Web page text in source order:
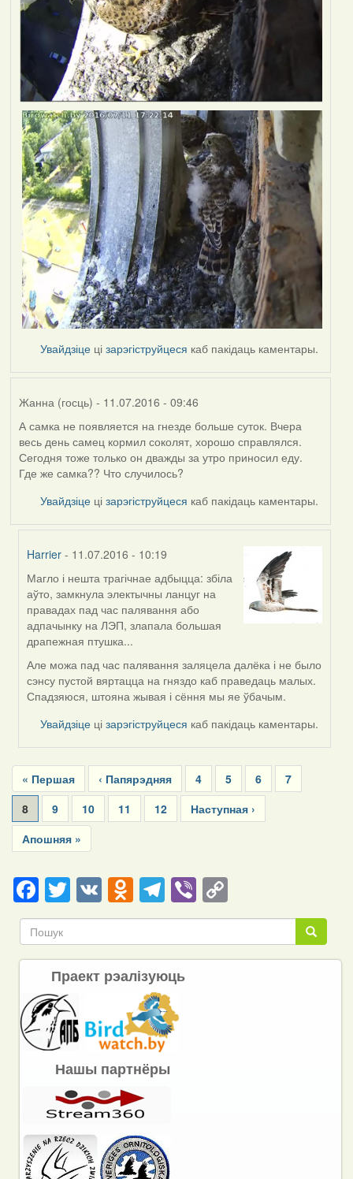
Увайдзіце цізарэгіструйцеся каб пакідаць каментары.
Жанна (госць) - 11.07.2016 - 09:46
А самка не появляется на гнезде больше суток. Вчера
весь день самец кормил соколят, хорошо справлялся.
Сегодня тоже только он дважды за утро приносил еду.
Где же самка?? Что случилось?
Увайдзіце цізарэгіструйцеся каб пакідаць каментары.
Harrier - 11.07.2016 - 10:19
In
reply
to
by
Жанна
(госць)
Магло і нешта трагічнае адбыцца: збіла
аўто, замкнула электычны ланцуг на
правадах пад час палявання або
адпачынку на ЛЭП, злапала большая
драпежная птушка...
Але можа пад час палявання заляцела далёка і не было
сэнсу пустой вяртацца на гняздо каб праведаць малых.
Спадзяюся, штояна жывая і сёння мы яе ўбачым.
Увайдзіце цізарэгіструйцеся каб пакідаць каментары.
Pagination
First
page
« Першая
Previous
page
‹ Папярэдняя Page
4 Page
5 Page
6 Page
7
Current
page
8 Page
9 Page
10 Page
11 Page
12
Next
page
Наступная ›
Last
page
Апошняя »
Facebook
Twitter
VKOdnoklassniki
Telegram
ViberCopy
Link Пошук
Пошук
Праект рэалізуюць
Нашы партнёры